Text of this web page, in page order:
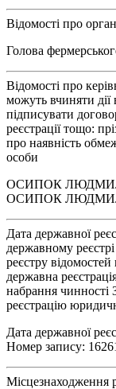
Відомості про
Голова
Відомості про
можуть вчиняти дії
підписувати
реєстрації тощо:
про наявність
особи
ОСИПОК ЛЮДМИЛА
ОСИПОК
Дата державної
державному
реєстру
державна
набрання
реєстрацію
Дата державної
Номер запису:
Місцезнаходження